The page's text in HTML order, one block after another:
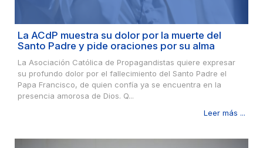
La ACdP muestra su dolor por la muerte del
Santo Padre y pide oraciones por su alma
La Asociación Católica de Propagandistas quiere expresar
su profundo dolor por el fallecimiento del Santo Padre el
Papa Francisco, de quien confía ya se encuentra en la
presencia amorosa de Dios. Q...
Leer más ...